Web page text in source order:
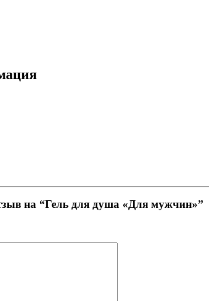
на “Гель для душа «Для мужчин»”